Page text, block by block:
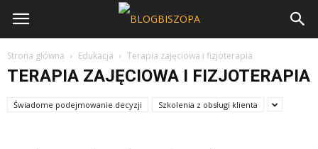
Strona główna Edukacja Terapia zajęciowa i fizjoterapia
TERAPIA ZAJĘCIOWA I FIZJOTERAPIA
Świadome podejmowanie decyzji Szkolenia z obsługi klienta